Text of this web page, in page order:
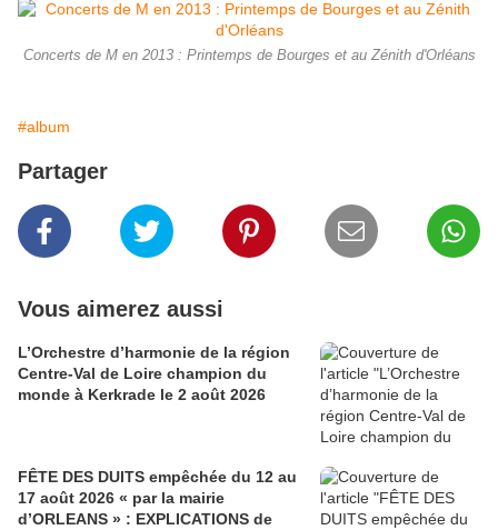
Concerts de M en 2013 : Printemps de Bourges et au Zénith d'Orléans
#album
Partager
Vous aimerez aussi
L’Orchestre d’harmonie de la région
Centre-Val de Loire champion du
monde à Kerkrade le 2 août 2026
FÊTE DES DUITS empêchée du 12 au
17 août 2026 « par la mairie
d’ORLEANS » : EXPLICATIONS de